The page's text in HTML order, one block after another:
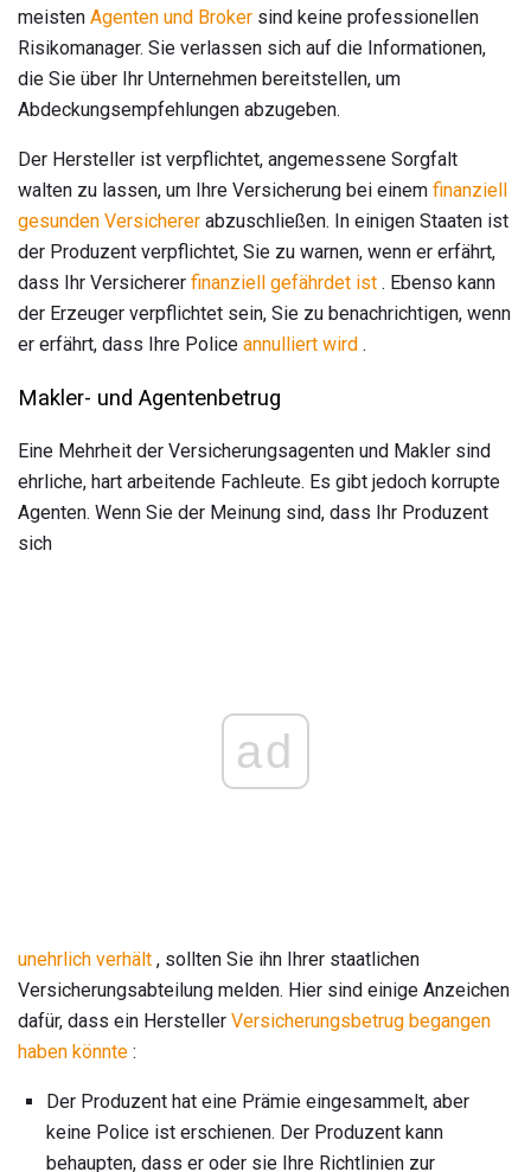
meisten Agenten und Broker sind keine professionellen
Risikomanager. Sie verlassen sich auf die Informationen,
die Sie über Ihr Unternehmen bereitstellen, um
Abdeckungsempfehlungen abzugeben.
Der Hersteller ist verpflichtet, angemessene Sorgfalt
walten zu lassen, um Ihre Versicherung bei einem finanziell
gesunden Versicherer abzuschließen. In einigen Staaten ist
der Produzent verpflichtet, Sie zu warnen, wenn er erfährt,
dass Ihr Versicherer finanziell gefährdet ist . Ebenso kann
der Erzeuger verpflichtet sein, Sie zu benachrichtigen, wenn
er erfährt, dass Ihre Police annulliert wird .
Makler- und Agentenbetrug
Eine Mehrheit der Versicherungsagenten und Makler sind
ehrliche, hart arbeitende Fachleute. Es gibt jedoch korrupte
Agenten. Wenn Sie der Meinung sind, dass Ihr Produzent
sich
ad
unehrlich verhält , sollten Sie ihn Ihrer staatlichen
Versicherungsabteilung melden. Hier sind einige Anzeichen
dafür, dass ein Hersteller Versicherungsbetrug begangen
haben könnte :
Der Produzent hat eine Prämie eingesammelt, aber
keine Police ist erschienen. Der Produzent kann
behaupten, dass er oder sie Ihre Richtlinien zur